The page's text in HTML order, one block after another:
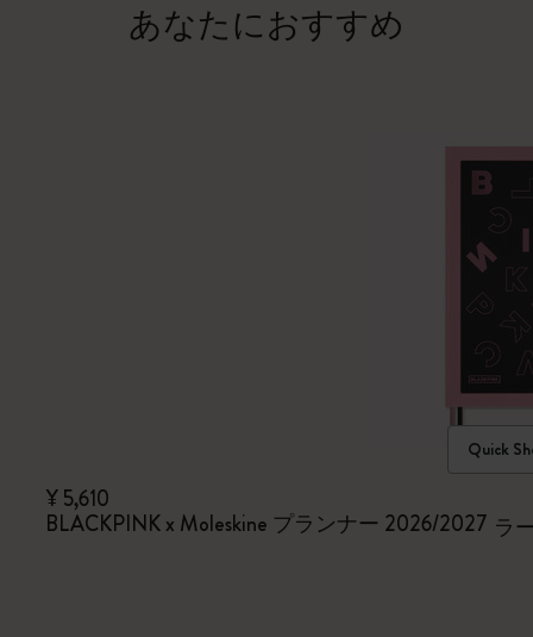
あなたにおすすめ
Quick
¥ 5,610
BLACKPINK x Moleskine プランナー 2026/2027 ラ